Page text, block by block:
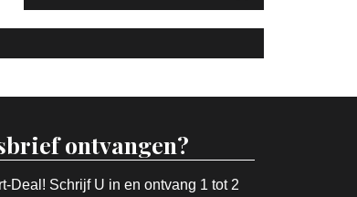
ontvangen?
Deal! Schrijf U in en ontvang 1 tot 2